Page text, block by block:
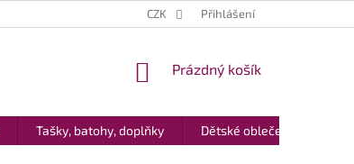
CZK Přihlášení
NÁKUPNÍ
Prázdný košík
Tašky, batohy, doplňky Dětské oblečení